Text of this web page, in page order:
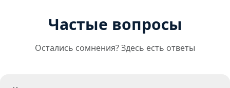
Частые вопросы
Остались сомнения? Здесь есть ответы